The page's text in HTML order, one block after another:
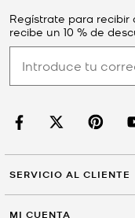
Regístrate para recibir
recibe un 10 % de
SERVICIO AL CLIENTE
MI CUENTA